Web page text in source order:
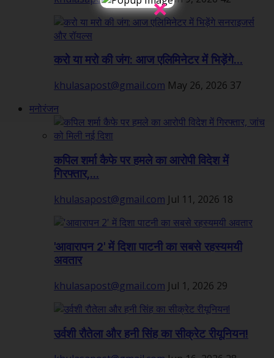
करो या मरो की जंग: आज एलिमिनेटर में भिड़ेंगे...
khulasapost@gmail.com May 26, 2026 37
मनोरंजन
कपिल शर्मा कैफे पर हमले का आरोपी विदेश में
गिरफ्तार,...
khulasapost@gmail.com Jul 11, 2026 18
'आवारापन 2' में दिशा पाटनी का सबसे रहस्यमयी
अवतार
khulasapost@gmail.com Jul 1, 2026 29
उर्वशी रौतेला और हनी सिंह का सीक्रेट रीयूनियन!
×